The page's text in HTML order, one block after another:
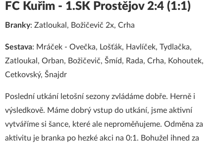
FC Kuřim - 1.SK Prostějov 2:4 (1:1)
Branky: Zatloukal, Božičevič 2x, Crha
Sestava: Mráček - Ovečka, Lošťák, Havlíček, Tydlačka,
Zatloukal, Orban, Božičevič, Šmíd, Rada, Crha, Kohoutek,
Cetkovský, Šnajdr
Poslední utkání letošní sezony zvládáme dobře. Herně i
výsledkově. Máme dobrý vstup do utkání, jsme aktivní
vytváříme si šance, které ale neproměňujeme. Odměna za
aktivitu je branka po hezké akci na 0:1. Bohužel ihned za